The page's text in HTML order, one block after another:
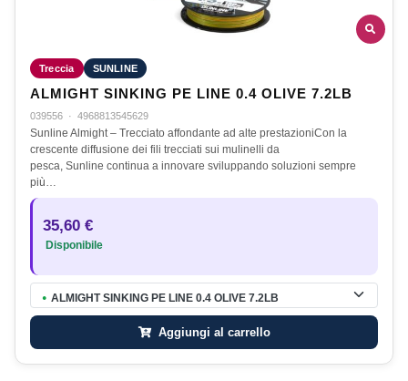
Treccia SUNLINE
ALMIGHT SINKING PE LINE 0.4 OLIVE 7.2LB
039556 · 4968813545629
Sunline Almight – Trecciato affondante ad alte prestazioniCon la
crescente diffusione dei fili trecciati sui mulinelli da
pesca, Sunline continua a innovare sviluppando soluzioni sempre
più…
35,60 €
Disponibile
● ALMIGHT SINKING PE LINE 0.4 OLIVE 7.2LB
Aggiungi al carrello